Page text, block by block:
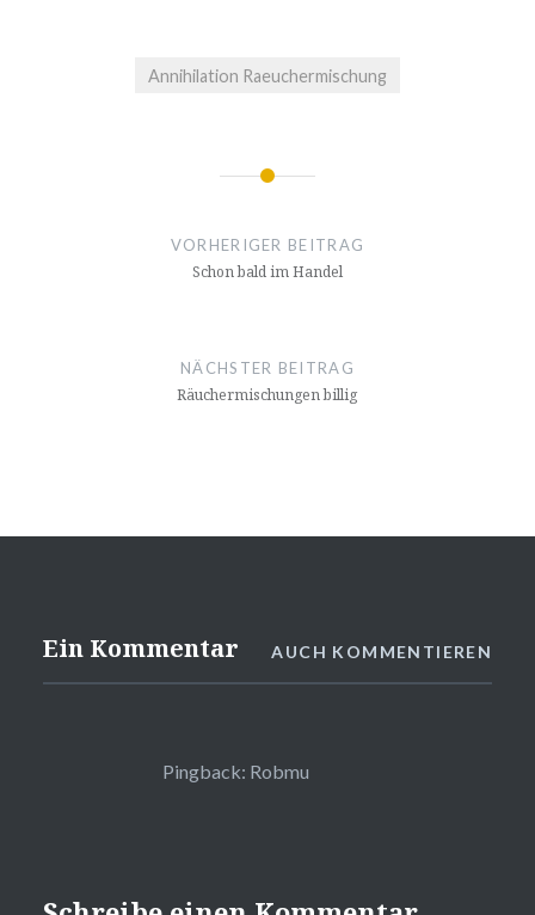
Annihilation Raeuchermischung
Beitragsnavigation
VORHERIGER BEITRAG
Schon bald im Handel
NÄCHSTER BEITRAG
Räuchermischungen billig
Ein Kommentar AUCH KOMMENTIEREN
Pingback: Robmu